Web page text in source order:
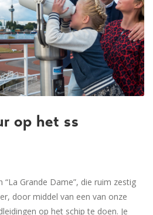
op het ss
Grande Dame”, die ruim zestig
door middel van een van onze
op het schip te doen. Je